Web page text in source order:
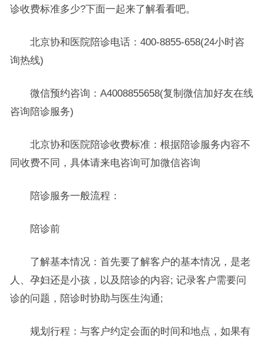
诊收费标准多少?下面一起来了解看看吧。
北京协和医院陪诊电话：400-8855-658(24小时咨
询热线)
微信预约咨询：A4008855658(复制微信加好友在线
咨询陪诊服务)
北京协和医院陪诊收费标准：根据陪诊服务内容不
同收费不同，具体请来电咨询可加微信咨询
陪诊服务一般流程：
陪诊前
了解基本情况：首先要了解客户的基本情况，是老
人、孕妇还是小孩，以及陪诊的内容; 记录客户需要问
诊的问题，陪诊时协助与医生沟通;
规划行程：与客户约定会面的时间和地点，如果有